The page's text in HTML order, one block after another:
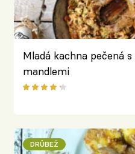
Mladá kachna pečená
mandlemi
DRŮBEŽ